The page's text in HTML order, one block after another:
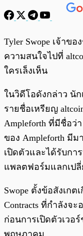
Tyler Swope เจ้าข
ความสนใจไปที่
ใครเล็งเห็น
ในวิดีโอดังกล่าว นั
รายชื่อเหรียญ
Ampleforth ที่มีชื่อว่า
ของ Ampleforth มีม
เปิดตัวและได้รับกา
แพลตฟอร์มแลกเป
Swope ตั้งข้อสังเกต
Contracts ที่กำลังจ
ก่อนการเปิดตัวเวอ